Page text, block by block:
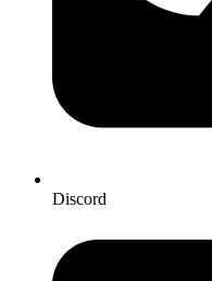
Discord